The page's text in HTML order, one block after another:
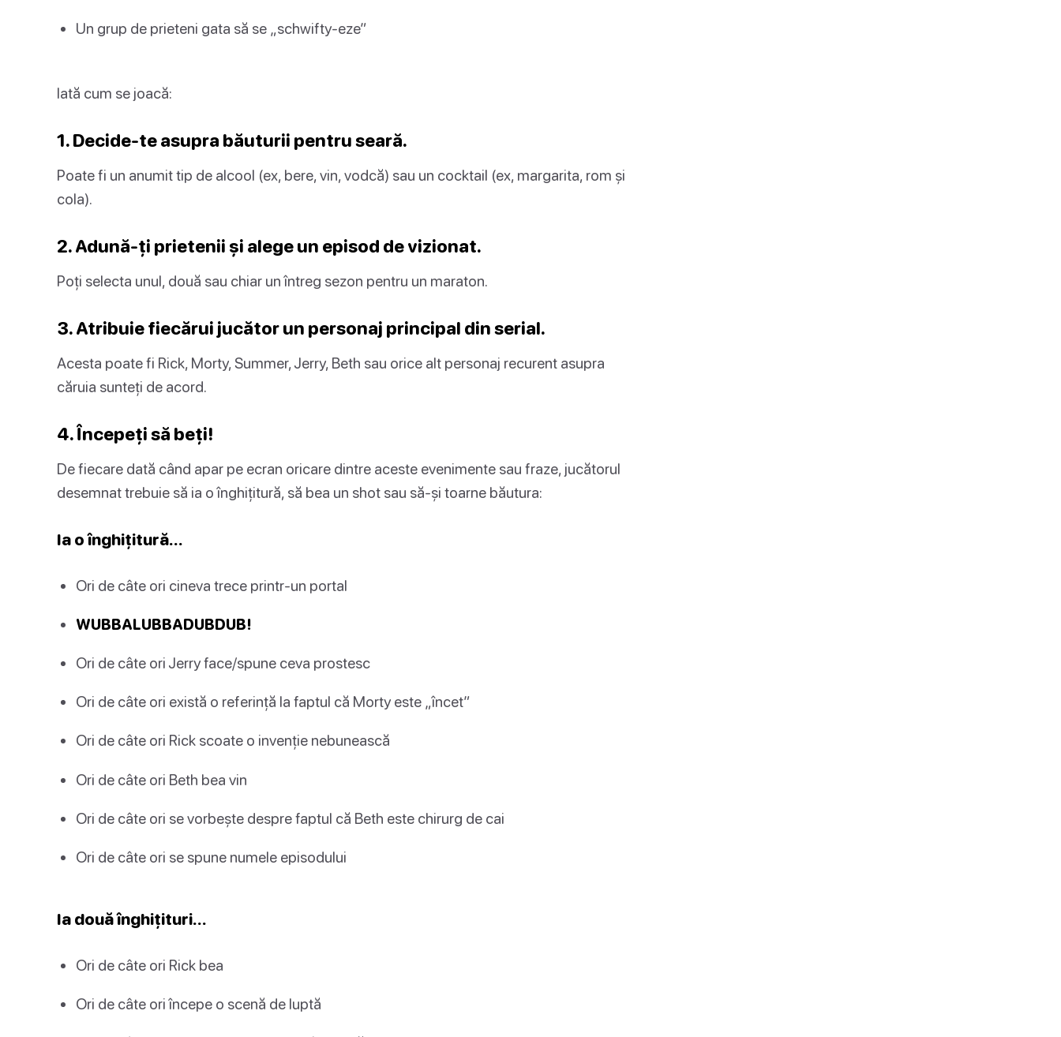
Un grup de prieteni gata să se „schwifty-eze”
Iată cum se joacă:
1. Decide-te asupra băuturii pentru seară.
Poate fi un anumit tip de alcool (ex, bere, vin, vodcă) sau un cocktail (ex, margarita, rom și
cola).
2. Adună-ți prietenii și alege un episod de vizionat.
Poți selecta unul, două sau chiar un întreg sezon pentru un maraton.
3. Atribuie fiecărui jucător un personaj principal din serial.
Acesta poate fi Rick, Morty, Summer, Jerry, Beth sau orice alt personaj recurent asupra
căruia sunteți de acord.
4. Începeți să beți!
De fiecare dată când apar pe ecran oricare dintre aceste evenimente sau fraze, jucătorul
desemnat trebuie să ia o înghițitură, să bea un shot sau să-și toarne băutura:
Ia o înghițitură…
Ori de câte ori cineva trece printr-un portal
WUBBALUBBADUBDUB!
Ori de câte ori Jerry face/spune ceva prostesc
Ori de câte ori există o referință la faptul că Morty este „încet”
Ori de câte ori Rick scoate o invenție nebunească
Ori de câte ori Beth bea vin
Ori de câte ori se vorbește despre faptul că Beth este chirurg de cai
Ori de câte ori se spune numele episodului
Ia două înghițituri…
Ori de câte ori Rick bea
Ori de câte ori începe o scenă de luptă